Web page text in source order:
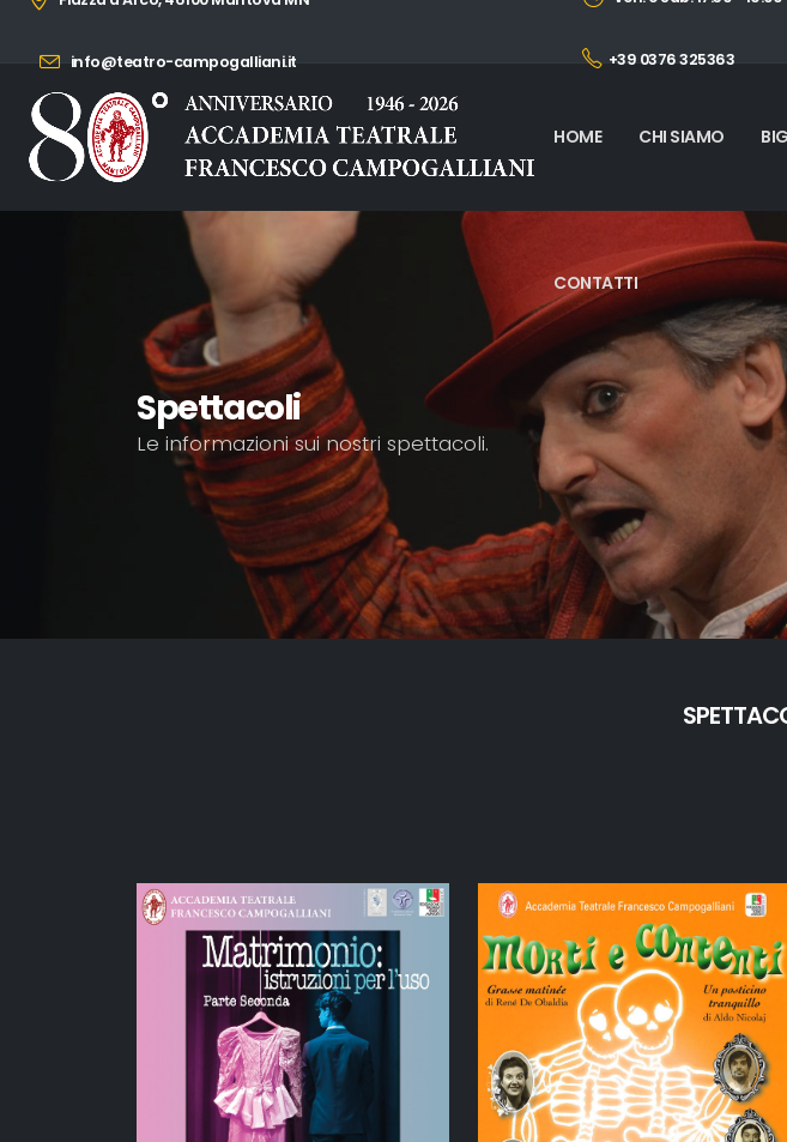
info@teatro-campogalliani.it +39 0376 325363
HOME CHI SIAMO
CONTATTI
Spettacoli
Le informazioni sui nostri spettacoli.
LOGOS
BRANDS
MEDIAS